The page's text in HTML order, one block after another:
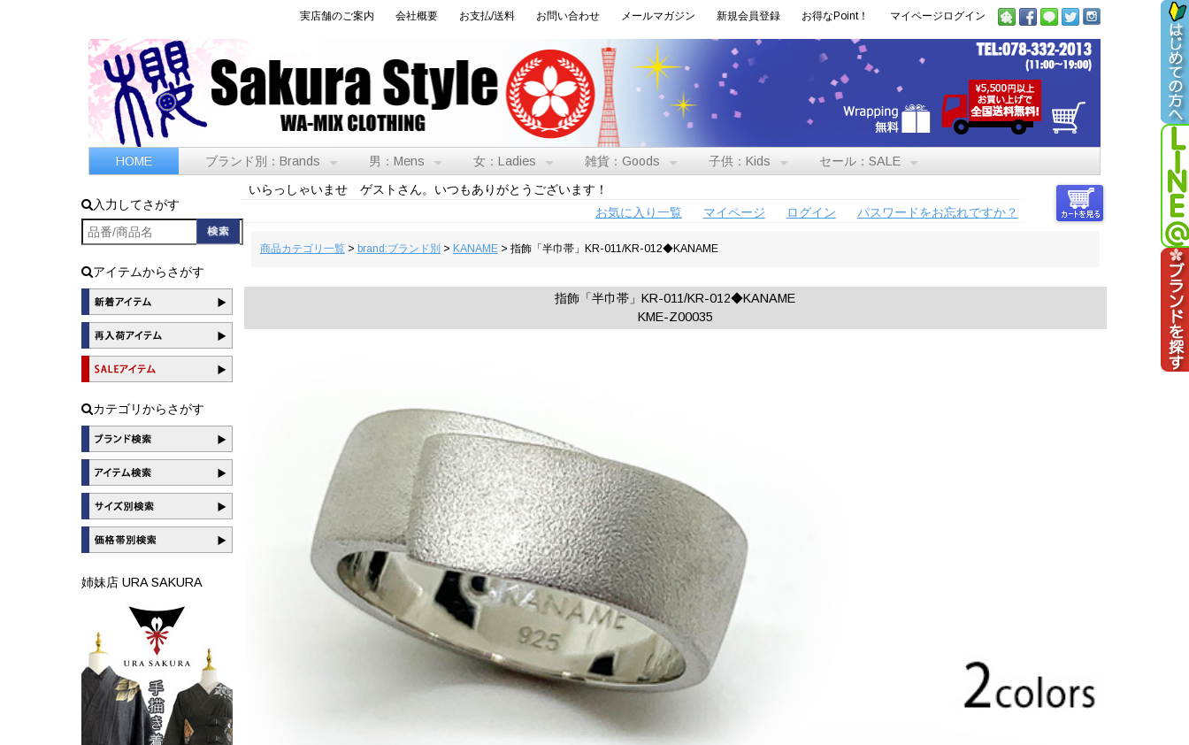
実店舗のご案内 会社概要 お支払/送料 お問い合わせ メールマガジン 新規会員登録 お得なPoint！ マイページログイン
HOME ブランド別：Brands 男：Mens 女：Ladies 雑貨：Goods 子供：Kids セール：SALE
入力してさがす
アイテムからさがす
カテゴリからさがす
姉妹店 URA SAKURA
いらっしゃいませ ゲストさん。いつもありがとうございます！
お気に入り一覧
マイページ ログイン パスワードをお忘れですか？
商品カテゴリ一覧> brand:ブランド別 > KANAME> 指飾「半巾帯」KR-011/KR-012◆KANAME
指飾「半巾帯」KR-011/KR-012◆KANAME
KME-Z00035